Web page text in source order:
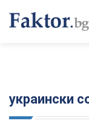
украински